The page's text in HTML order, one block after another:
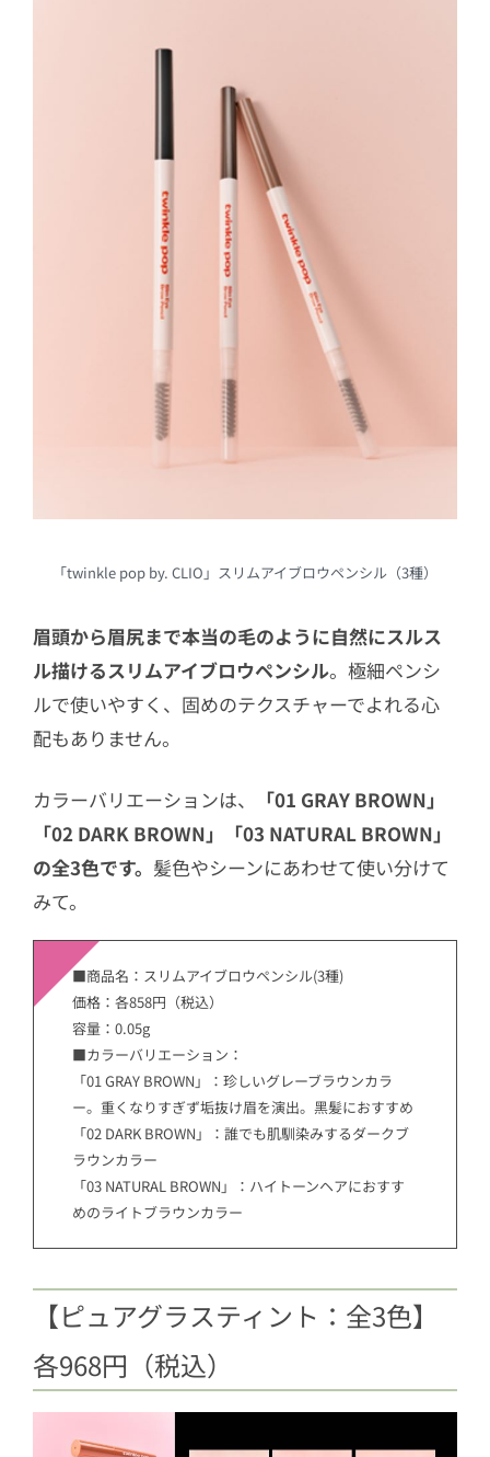
「twinkle pop by. CLIO」スリムアイブロウペンシル（3種）
眉頭から眉尻まで本当の⽑のように自然にスルス
ル描けるスリムアイブロウペンシル。極細ペンシ
ルで使いやすく、固めのテクスチャーでよれる⼼
配もありません。
カラーバリエーションは、
「01 GRAY BROWN」
「02 DARK BROWN」「03 NATURAL BROWN」
の全3色です。 髪色やシーンにあわせて使い分けて
みて。
■商品名：スリムアイブロウペンシル(3種)
価格：各858円（税込）
容量：0.05g
■カラーバリエーション：
「01 GRAY BROWN」：珍しいグレーブラウンカラ
ー。重くなりすぎず垢抜け眉を演出。黑髪におすすめ
「02 DARK BROWN」：誰でも肌馴染みするダークブ
ラウンカラー
「03 NATURAL BROWN」：ハイトーンヘアにおすす
めのライトブラウンカラー
【ピュアグラスティント：全3色】
各968円（税込）